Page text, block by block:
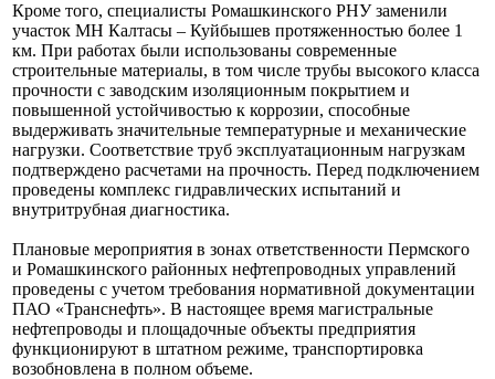
Кроме того, специалисты Ромашкинского РНУ заменили
участок МН Калтасы – Куйбышев протяженностью более 1
км. При работах были использованы современные
строительные материалы, в том числе трубы высокого класса
прочности с заводским изоляционным покрытием и
повышенной устойчивостью к коррозии, способные
выдерживать значительные температурные и механические
нагрузки. Соответствие труб эксплуатационным нагрузкам
подтверждено расчетами на прочность. Перед подключением
проведены комплекс гидравлических испытаний и
внутритрубная диагностика.
Плановые мероприятия в зонах ответственности Пермского
и Ромашкинского районных нефтепроводных управлений
проведены с учетом требования нормативной документации
ПАО «Транснефть». В настоящее время магистральные
нефтепроводы и площадочные объекты предприятия
функционируют в штатном режиме, транспортировка
возобновлена в полном объеме.